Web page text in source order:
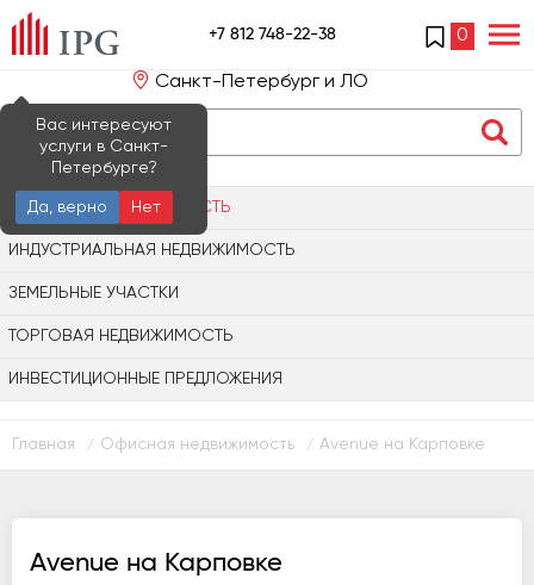
+7 812 748-22-38 0
Санкт-Петербург и ЛО
Вас интересуют
услуги в Санкт-
Петербурге?
Да, верно Нет
ОФИСНАЯ НЕДВИЖИМОСТЬ
ИНДУСТРИАЛЬНАЯ НЕДВИЖИМОСТЬ
ЗЕМЕЛЬНЫЕ УЧАСТКИ
ТОРГОВАЯ НЕДВИЖИМОСТЬ
ИНВЕСТИЦИОННЫЕ ПРЕДЛОЖЕНИЯ
Главная / Офисная недвижимость / Avenue на Карповке
Avenue на Карповке